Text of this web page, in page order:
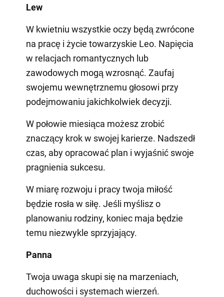
Lew
W kwietniu wszystkie oczy będą zwrócone
na pracę i życie towarzyskie Leo. Napięcia
w relacjach romantycznych lub
zawodowych mogą wzrosnąć. Zaufaj
swojemu wewnętrznemu głosowi przy
podejmowaniu jakichkolwiek decyzji.
W połowie miesiąca możesz zrobić
znaczący krok w swojej karierze. Nadszedł
czas, aby opracować plan i wyjaśnić swoje
pragnienia sukcesu.
W miarę rozwoju i pracy twoja miłość
będzie rosła w siłę. Jeśli myślisz o
planowaniu rodziny, koniec maja będzie
temu niezwykle sprzyjający.
Panna
Twoja uwaga skupi się na marzeniach,
duchowości i systemach wierzeń.